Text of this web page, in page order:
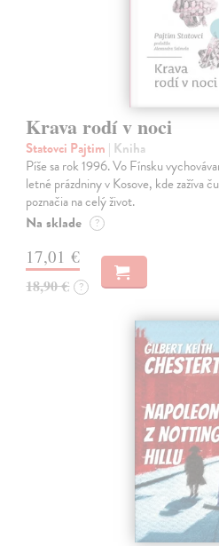
Krava rodí v noci
Statovci Pajtim | Kniha
Píše sa rok 1996. Vo Fínsku
letné prázdniny v Kosove, kde zažíva
poznačia na celý život.
Na sklade ?
17,01 €
18,90 € ?